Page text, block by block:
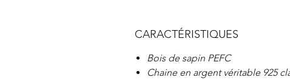
CARACTÉRISTIQUES
Bois de sapin PEFC
Chaine en argent véritable 925